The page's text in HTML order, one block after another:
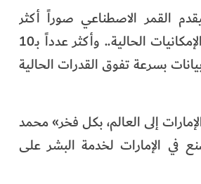
القمر الاصطناعي صوراً أكثر
دقة بضعفين من الإمكانيات الحالية.. وأكثر عدداً بـ10
بسرعة تفوق القدرات الحالية
إلى العالم، بكل فخر» محمد
في الإمارات لخدمة البشر على